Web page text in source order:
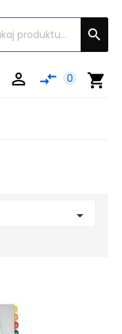

shopping_cart
compare_arrows 0

